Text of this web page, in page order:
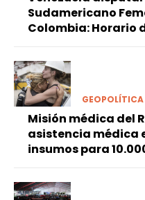
Sudamericano
Colombia: Horario
GEOPOLÍTICA
Misión médica del
asistencia médica
insumos para